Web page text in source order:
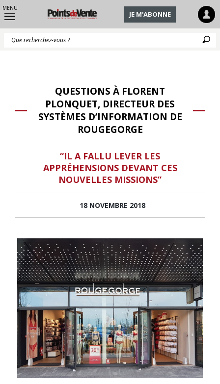
MENU
JE M'ABONNE
QUESTIONS À FLORENT
PLONQUET, DIRECTEUR DES
SYSTÈMES D’INFORMATION DE
ROUGEGORGE
“IL A FALLU LEVER LES
APPRÉHENSIONS DEVANT CES
NOUVELLES MISSIONS”
18 NOVEMBRE 2018